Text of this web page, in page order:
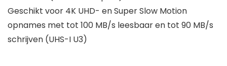
Geschikt voor 4K UHD- en Super Slow Motion
opnames met tot 100 MB/s leesbaar en tot 90 MB/s
schrijven (UHS-I U3)